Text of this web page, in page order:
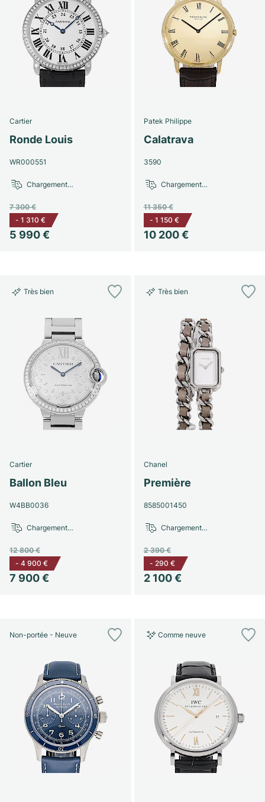
Cartier
Ronde Louis
WR000551
5 990 €
7 300 €
- 1 310 €
Chargement…
Patek Philippe
Calatrava
3590
10 200 €
11 350 €
- 1 150 €
Chargement…
Très bien
Cartier
Ballon Bleu
W4BB0036
7 900 €
12 800 €
- 4 900 €
Chargement…
Très bien
Chanel
Première
8585001450
2 100 €
2 390 €
- 290 €
Chargement…
Non-portée - Neuve Comme neuve